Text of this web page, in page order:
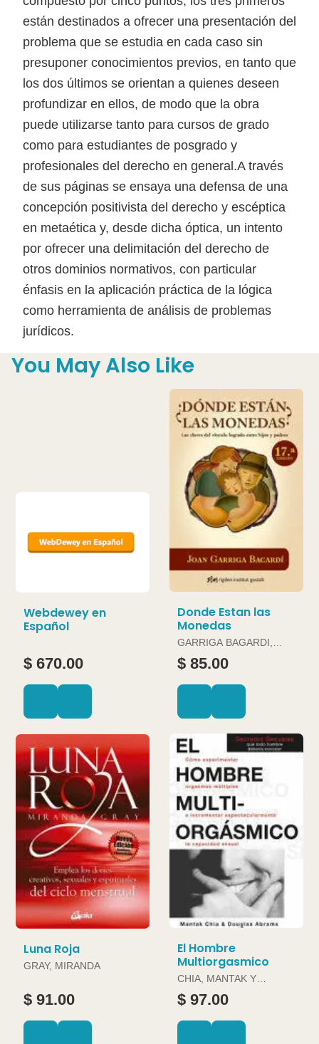
están destinados a ofrecer una presentación del
problema que se estudia en cada caso sin
presuponer conocimientos previos, en tanto que
los dos últimos se orientan a quienes deseen
profundizar en ellos, de modo que la obra
puede utilizarse tanto para cursos de grado
como para estudiantes de posgrado y
profesionales del derecho en general.A través
de sus páginas se ensaya una defensa de una
concepción positivista del derecho y escéptica
en metaética y, desde dicha óptica, un intento
por ofrecer una delimitación del derecho de
otros dominios normativos, con particular
énfasis en la aplicación práctica de la lógica
como herramienta de análisis de problemas
jurídicos.
You May Also Like
Webdewey en
Español
$ 670.00
Donde Estan las
Monedas
GARRIGA BAGARDI,
JOAN
$ 85.00
Luna Roja
GRAY, MIRANDA
$ 91.00
El Hombre
Multiorgasmico
CHIA, MANTAK Y
DOUGLAS ABRAMS
$ 97.00